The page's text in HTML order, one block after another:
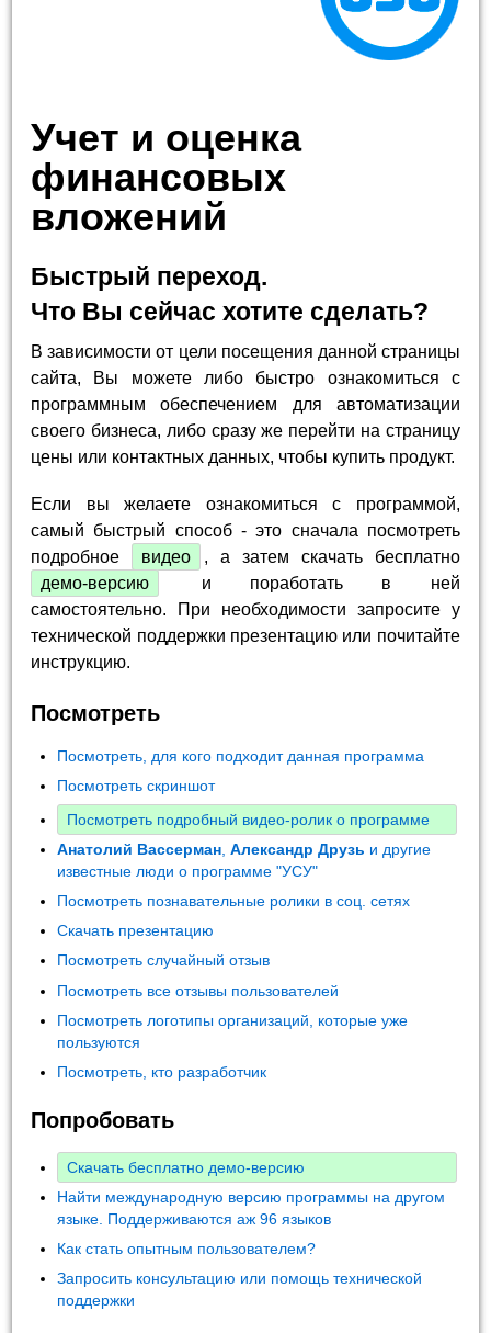
Учет и оценка
финансовых
вложений
Быстрый переход.
Что Вы сейчас хотите сделать?
В зависимости от цели посещения данной страницы
сайта, Вы можете либо быстро ознакомиться с
программным обеспечением для автоматизации
своего бизнеса, либо сразу же перейти на страницу
цены или контактных данных, чтобы купить продукт.
Если вы желаете ознакомиться с программой,
самый быстрый способ - это сначала посмотреть
подробное
видео
, а затем скачать бесплатно
демо-версию
и поработать в ней
самостоятельно. При необходимости запросите у
технической поддержки презентацию или почитайте
инструкцию.
Посмотреть
Посмотреть, для кого подходит данная программа
Посмотреть скриншот
Посмотреть подробный видео-ролик о программе
Анатолий Вассерман ,Александр Друзь и другие
известные люди о программе "УСУ"
Посмотреть познавательные ролики в соц. сетях
Скачать презентацию
Посмотреть случайный отзыв
Посмотреть все отзывы пользователей
Посмотреть логотипы организаций, которые уже
пользуются
Посмотреть, кто разработчик
Попробовать
Скачать бесплатно демо-версию
Найти международную версию программы на другом
языке. Поддерживаются аж 96 языков
Как стать опытным пользователем?
Запросить консультацию или помощь технической
поддержки